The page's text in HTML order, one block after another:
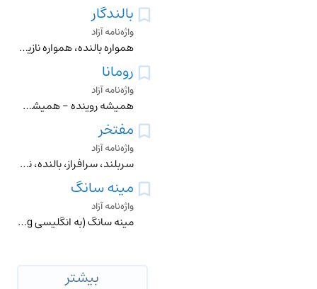
بالندگار
واژه‌نامه آزاد
همواره بالنده، همواره نازیدن و افتخار کردن، افتخار و نازیدن جاوید و ابدی.
رومانا
واژه‌نامه آزاد
همیشه روینده - همیشه بالنده
مفتخر
واژه‌نامه آزاد
سربلند، سرافراز، بالنده، نازنده.
مینه سانگ
واژه‌نامه آزاد
مینه سانگ (به انگلیسی Minnesang و خواننده و سراینده اش Minnesingers (Minnesänger سنت سرایش و خوانش اشعار غنائی است که در آلمان قرن دوازدهم م. بالید و تا قرن چها
بیشتر